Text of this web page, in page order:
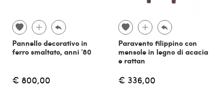
Pannello decorativo in
ferro smaltato, anni '80
€ 800,00
Paravento filippino con
mensole in legno di acacia
e rattan
€ 336,00